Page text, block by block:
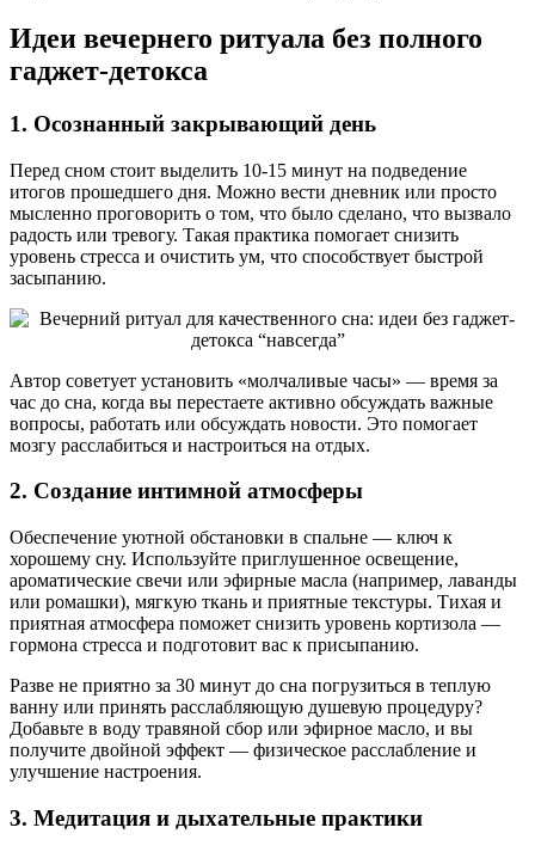
Идеи вечернего ритуала без полного
гаджет-детокса
1. Осознанный закрывающий день
Перед сном стоит выделить 10-15 минут на подведение
итогов прошедшего дня. Можно вести дневник или просто
мысленно проговорить о том, что было сделано, что вызвало
радость или тревогу. Такая практика помогает снизить
уровень стресса и очистить ум, что способствует быстрой
засыпанию.
Автор советует установить «молчаливые часы» — время за
час до сна, когда вы перестаете активно обсуждать важные
вопросы, работать или обсуждать новости. Это помогает
мозгу расслабиться и настроиться на отдых.
2. Создание интимной атмосферы
Обеспечение уютной обстановки в спальне — ключ к
хорошему сну. Используйте приглушенное освещение,
ароматические свечи или эфирные масла (например, лаванды
или ромашки), мягкую ткань и приятные текстуры. Тихая и
приятная атмосфера поможет снизить уровень кортизола —
гормона стресса и подготовит вас к присыпанию.
Разве не приятно за 30 минут до сна погрузиться в теплую
ванну или принять расслабляющую душевую процедуру?
Добавьте в воду травяной сбор или эфирное масло, и вы
получите двойной эффект — физическое расслабление и
улучшение настроения.
3. Медитация и дыхательные практики